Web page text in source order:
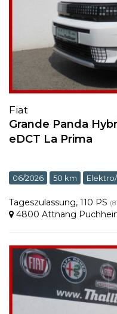
Fiat
Grande Panda
eDCT La Prima
06/2026 50 km
Tageszulassung, 110 PS
4800 Attnang